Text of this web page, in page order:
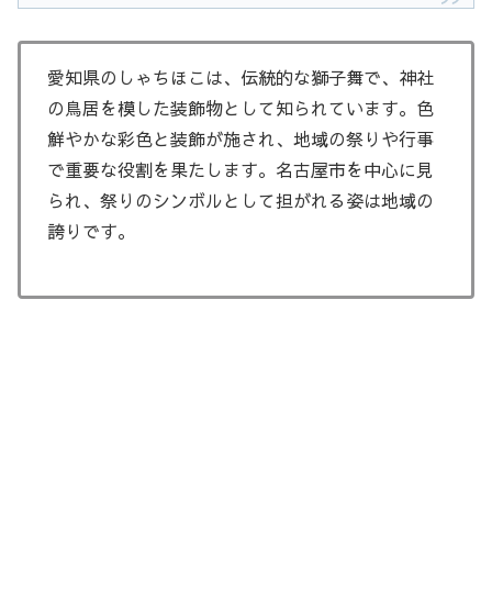
愛知県のしゃちほこは、伝統的な獅子舞で、神社
の鳥居を模した装飾物として知られています。色
鮮やかな彩色と装飾が施され、地域の祭りや行事
で重要な役割を果たします。名古屋市を中心に見
られ、祭りのシンボルとして担がれる姿は地域の
誇りです。